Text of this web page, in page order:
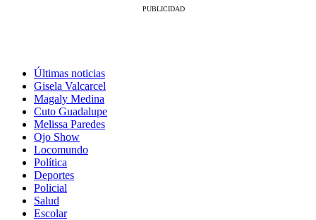
Últimas noticias
Gisela Valcarcel
Magaly Medina
Cuto Guadalupe
Melissa Paredes
Ojo Show
Locomundo
Política
Deportes
Policial
Salud
Escolar